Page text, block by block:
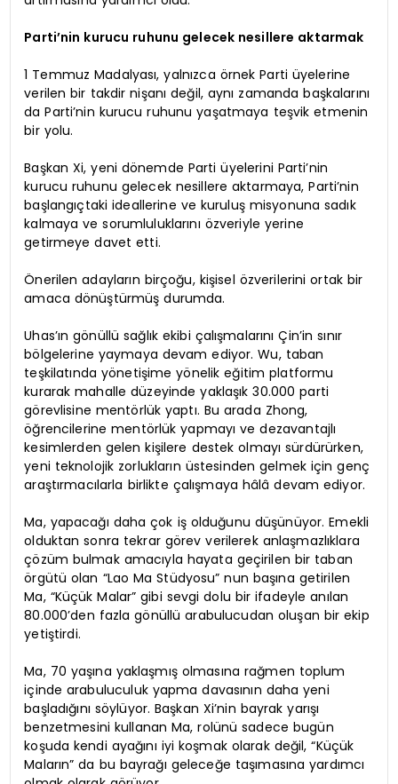
Parti’nin kurucu ruhunu gelecek nesillere aktarmak
1 Temmuz Madalyası, yalnızca örnek Parti üyelerine
verilen bir takdir nişanı değil, aynı zamanda başkalarını
da Parti’nin kurucu ruhunu yaşatmaya teşvik etmenin
bir yolu.
Başkan Xi, yeni dönemde Parti üyelerini Parti’nin
kurucu ruhunu gelecek nesillere aktarmaya, Parti’nin
başlangıçtaki ideallerine ve kuruluş misyonuna sadık
kalmaya ve sorumluluklarını özveriyle yerine
getirmeye davet etti.
Önerilen adayların birçoğu, kişisel özverilerini ortak bir
amaca dönüştürmüş durumda.
Uhas’ın gönüllü sağlık ekibi çalışmalarını Çin’in sınır
bölgelerine yaymaya devam ediyor. Wu, taban
teşkilatında yönetişime yönelik eğitim platformu
kurarak mahalle düzeyinde yaklaşık 30.000 parti
görevlisine mentörlük yaptı. Bu arada Zhong,
öğrencilerine mentörlük yapmayı ve dezavantajlı
kesimlerden gelen kişilere destek olmayı sürdürürken,
yeni teknolojik zorlukların üstesinden gelmek için genç
araştırmacılarla birlikte çalışmaya hâlâ devam ediyor.
Ma, yapacağı daha çok iş olduğunu düşünüyor. Emekli
olduktan sonra tekrar görev verilerek anlaşmazlıklara
çözüm bulmak amacıyla hayata geçirilen bir taban
örgütü olan “Lao Ma Stüdyosu” nun başına getirilen
Ma, “Küçük Malar” gibi sevgi dolu bir ifadeyle anılan
80.000’den fazla gönüllü arabulucudan oluşan bir ekip
yetiştirdi.
Ma, 70 yaşına yaklaşmış olmasına rağmen toplum
içinde arabuluculuk yapma davasının daha yeni
başladığını söylüyor. Başkan Xi’nin bayrak yarışı
benzetmesini kullanan Ma, rolünü sadece bugün
koşuda kendi ayağını iyi koşmak olarak değil, “Küçük
Maların” da bu bayrağı geleceğe taşımasına yardımcı